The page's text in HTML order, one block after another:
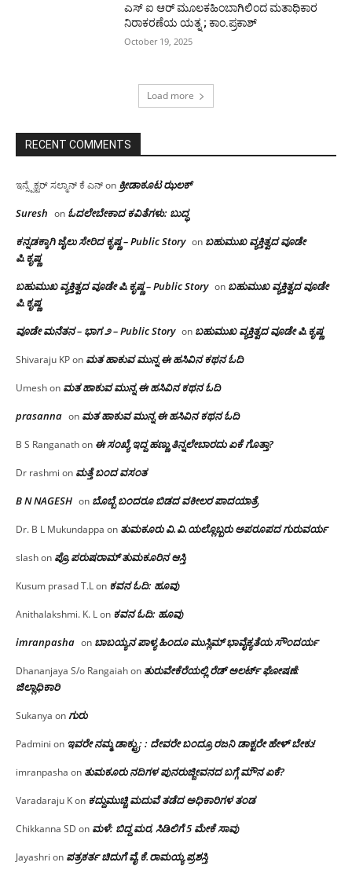
ಎಸ್ ಐ ಆರ್ ಮೂಲಕಹಿಂಬಾಗಿಲಿಂದ ಮತಾಧಿಕಾರ
ನಿರಾಕರಣೆಯ ಯತ್ನ ; ಕಾಂ.ಪ್ರಕಾಶ್
October 19, 2025
Load more
RECENT COMMENTS
ಇನ್ಸ್ಪೆಕ್ಟರ್ ಸಲ್ಮಾನ್ ಕೆ ಎನ್on ಕ್ರೀಡಾಕೂಟ ಝಲಕ್
Suresh on ಓದಲೇಬೇಕಾದ‌ ಕವಿತೆಗಳು: ಬುದ್ಧ
ಕನ್ನಡಕ್ಕಾಗಿ ಜೈಲು ಸೇರಿದ ಕೃಷ್ಣ – Public Story on ಬಹುಮುಖ ವ್ಯಕ್ತಿತ್ವದ ವೂಡೇ
ಪಿ.ಕೃಷ್ಣ
ಬಹುಮುಖ ವ್ಯಕ್ತಿತ್ವದ ವೂಡೇ ಪಿ.ಕೃಷ್ಣ – Public Story on ಬಹುಮುಖ ವ್ಯಕ್ತಿತ್ವದ ವೂಡೇ
ಪಿ.ಕೃಷ್ಣ
ವೂಡೇ ಮನೆತನ – ಭಾಗ ೨ – Public Story on ಬಹುಮುಖ ವ್ಯಕ್ತಿತ್ವದ ವೂಡೇ ಪಿ.ಕೃಷ್ಣ
Shivaraju KPon ಮತ ಹಾಕುವ ಮುನ್ನ ಈ ಹಸಿವಿನ ಕಥನ ಓದಿ
Umeshon ಮತ ಹಾಕುವ ಮುನ್ನ ಈ ಹಸಿವಿನ ಕಥನ ಓದಿ
prasanna on ಮತ ಹಾಕುವ ಮುನ್ನ ಈ ಹಸಿವಿನ ಕಥನ ಓದಿ
B S Ranganathon ಈ ಸಂಖ್ಯೆ ಇದ್ದ ಹಣ್ಣು ತಿನ್ನಲೇಬಾರದು ಏಕೆ ಗೊತ್ತಾ?
Dr rashmi on ಮತ್ತೆ ಬಂದ ವಸಂತ
B N NAGESH on ಬೊಬ್ಬೆ ಬಂದರೂ ಬಿಡದ ವಕೀಲರ ಪಾದಯಾತ್ರೆ
Dr. B L Mukundappa on ತುಮಕೂರು‌ ವಿ.ವಿ.ಯಲ್ಲೊಬ್ಬರು ಅಪರೂಪದ ಗುರುವರ್ಯ
slashon ಪ್ರೊ.ಪರುಷರಾಮ್ ತುಮಕೂರಿನ ಆಸ್ತಿ
Kusum prasad T.Lon ಕವನ ಓದಿ: ಹೂವು
Anithalakshmi. K. Lon ಕವನ ಓದಿ: ಹೂವು
imranpasha on ಬಾಬಯ್ಯನ ಪಾಳ್ಯ ಹಿಂದೂ ಮುಸ್ಲಿಮ್ ಭಾವೈಕ್ಯತೆಯ ಸೌಂದರ್ಯ
Dhananjaya S/o Rangaiahon ತುರುವೇಕೆರೆಯಲ್ಲಿ ರೆಡ್ ಅಲರ್ಟ್ ಘೋಷಣೆ:
ಜಿಲ್ಲಾಧಿಕಾರಿ
Sukanya onಗುರು
Padmini on ಇವರೇ ನಮ್ಮ ಡಾಕ್ಟ್ರು; : ದೇವರೇ ಬಂದ್ರೂ ರಜನಿ ಡಾಕ್ಟರೇ ಹೇಳ್ ಬೇಕು!
imranpasha on ತುಮಕೂರು ನದಿಗಳ ಪುನರುಜ್ಜೀವನದ ಬಗ್ಗೆ ಮೌನ ಏಕೆ?
Varadaraju Kon ಕದ್ದುಮುಚ್ಚಿ ಮದುವೆ ತಡೆದ ಅಧಿಕಾರಿಗಳ ತಂಡ
Chikkanna SD on ಮಳೆ: ಬಿದ್ದ ಮರ, ಸಿಡಿಲಿಗೆ 5 ಮೇಕೆ ಸಾವು
Jayashri on ಪತ್ರಕರ್ತ ಚಿದುಗೆ ವೈ.ಕೆ.ರಾಮಯ್ಯ ಪ್ರಶಸ್ತಿ